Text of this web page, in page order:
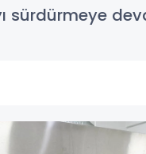
sürdürmeye